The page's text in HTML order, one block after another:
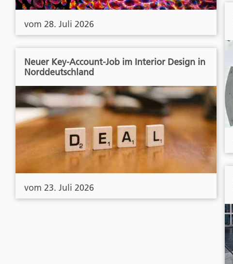
vom 28. Juli 2026
Neuer Key-Account-Job im Interior Design in
Norddeutschland
vom 23. Juli 2026